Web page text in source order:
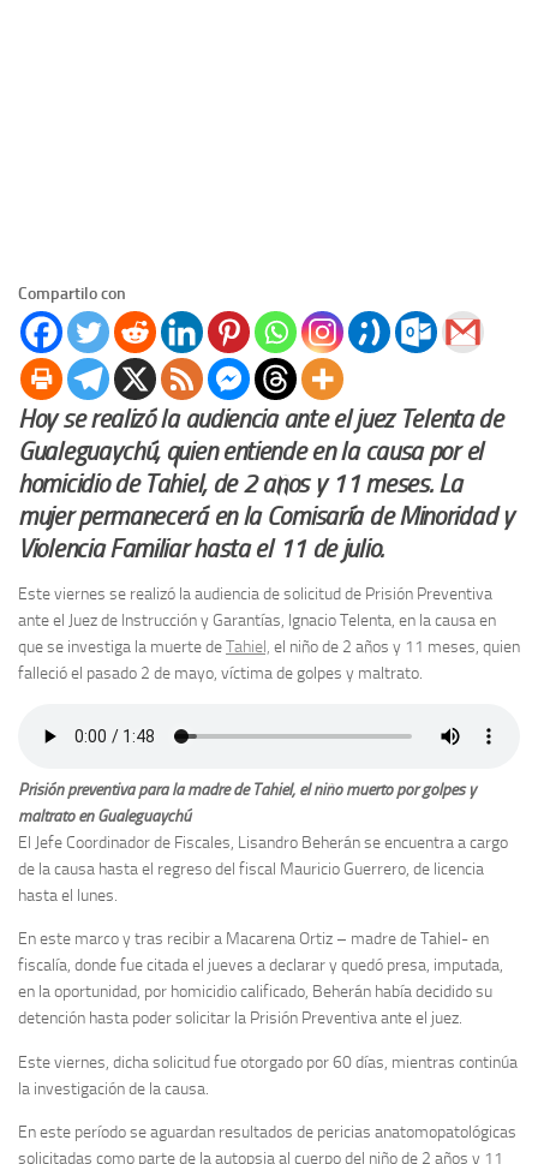
Compartilo con
Hoy se realizó la audiencia ante el juez Telenta de
Gualeguaychú, quien entiende en la causa por el
homicidio de Tahiel, de 2 años y 11 meses. La
mujer permanecerá en la Comisaría de Minoridad y
Violencia Familiar hasta el 11 de julio.
Este viernes se realizó la audiencia de solicitud de Prisión Preventiva
ante el Juez de Instrucción y Garantías, Ignacio Telenta, en la causa en
que se investiga la muerte deTahiel, el niño de 2 años y 11 meses, quien
falleció el pasado 2 de mayo, víctima de golpes y maltrato.
Prisión preventiva para la madre de Tahiel, el niño muerto por golpes y
maltrato en Gualeguaychú
El Jefe Coordinador de Fiscales, Lisandro Beherán se encuentra a cargo
de la causa hasta el regreso del fiscal Mauricio Guerrero, de licencia
hasta el lunes.
En este marco y tras recibir a Macarena Ortiz – madre de Tahiel- en
fiscalía, donde fue citada el jueves a declarar y quedó presa, imputada,
en la oportunidad, por homicidio calificado, Beherán había decidido su
detención hasta poder solicitar la Prisión Preventiva ante el juez.
Este viernes, dicha solicitud fue otorgado por 60 días, mientras continúa
la investigación de la causa.
En este período se aguardan resultados de pericias anatomopatológicas
solicitadas como parte de la autopsia al cuerpo del niño de 2 años y 11